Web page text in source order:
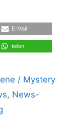
E-Mail
teilen
/ Mystery
, News-